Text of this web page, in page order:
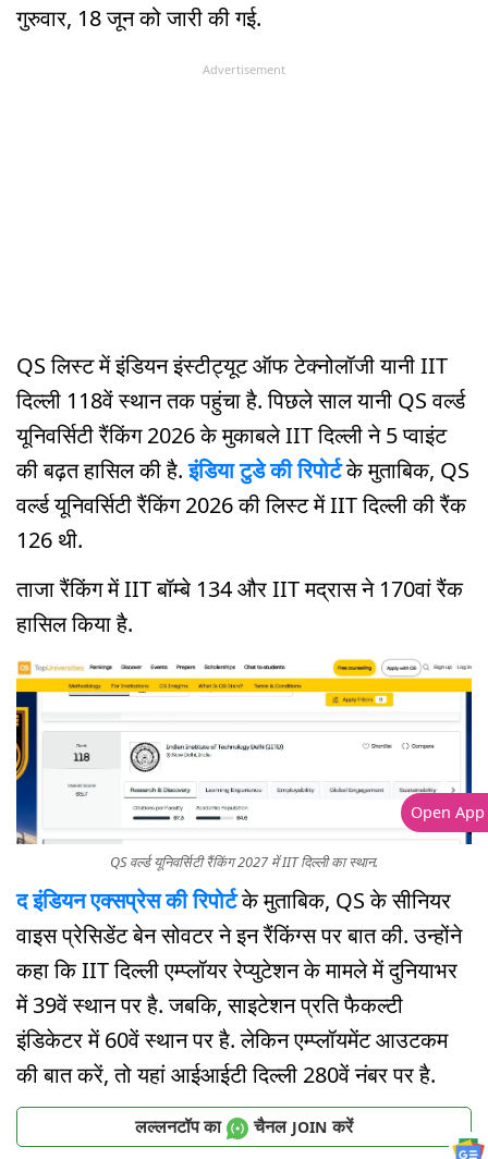
गुरुवार, 18 जून को जारी की गई.
Advertisement
QS लिस्ट में इंडियन इंस्टीट्यूट ऑफ टेक्नोलॉजी यानी IIT
दिल्ली 118वें स्थान तक पहुंचा है. पिछले साल यानी QS वर्ल्ड
यूनिवर्सिटी रैंकिंग 2026 के मुकाबले IIT दिल्ली ने 5 प्वाइंट
की बढ़त हासिल की है.इंडिया टुडे की रिपोर्टके मुताबिक, QS
वर्ल्ड यूनिवर्सिटी रैंकिंग 2026 की लिस्ट में IIT दिल्ली की रैंक
126 थी.
ताजा रैंकिंग में IIT बॉम्बे 134 और IIT मद्रास ने 170वां रैंक
हासिल किया है.
QS वर्ल्ड यूनिवर्सिटी रैंकिंग 2027 में IIT दिल्ली का स्थान.
द इंडियन एक्सप्रेस की रिपोर्टके मुताबिक, QS के सीनियर
वाइस प्रेसिडेंट बेन सोवटर ने इन रैंकिंग्स पर बात की. उन्होंने
कहा कि IIT दिल्ली एम्प्लॉयर रेप्युटेशन के मामले में दुनियाभर
में 39वें स्थान पर है. जबकि, साइटेशन प्रति फैकल्टी
इंडिकेटर में 60वें स्थान पर है. लेकिन एम्प्लॉयमेंट आउटकम
की बात करें, तो यहां आईआईटी दिल्ली 280वें नंबर पर है.
लल्लनटॉप का चैनल JOIN करें
Open App